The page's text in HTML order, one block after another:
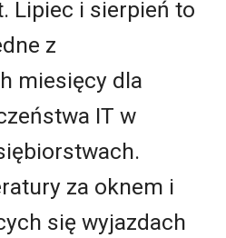
Lipiec i sierpień to
z
miesięcy dla
IT w
za oknem i
się wyjazdach